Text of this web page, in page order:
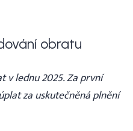
obratu
v lednu 2025. Za první
za uskutečněná plnění